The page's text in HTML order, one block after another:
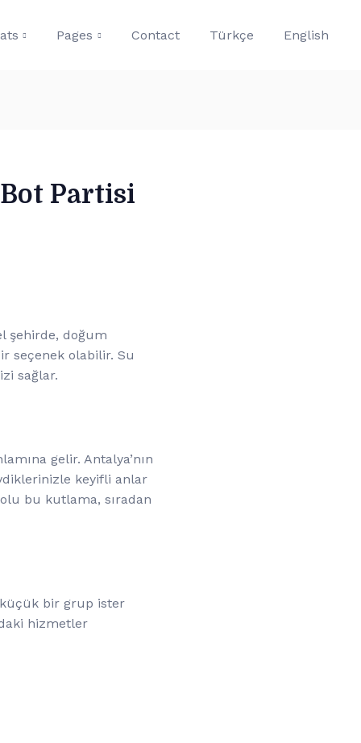
Pages Contact Türkçe English
Partisi
şehirde, doğum
seçenek olabilir. Su
sağlar.
gelir. Antalya’nın
keyifli anlar
bu kutlama, sıradan
bir grup ister
hizmetler